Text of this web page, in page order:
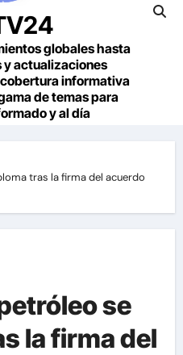
globales hasta
actualizaciones
informativa
de temas para
y al día
tras la firma del acuerdo
se
la firma del